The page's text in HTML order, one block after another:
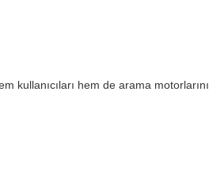
kullanıcıları hem de arama motorlarını